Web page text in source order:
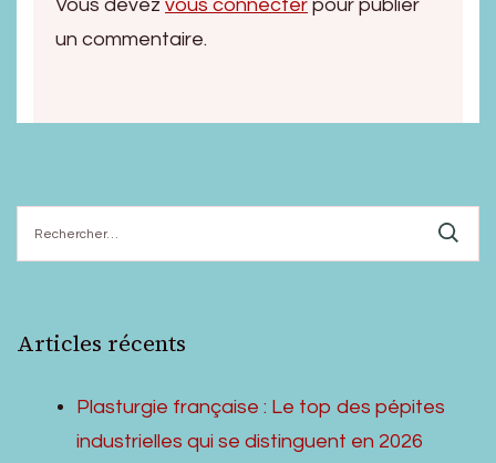
Vous devez vous connecter pour publier
un commentaire.
Articles récents
Plasturgie française : Le top des pépites
industrielles qui se distinguent en 2026